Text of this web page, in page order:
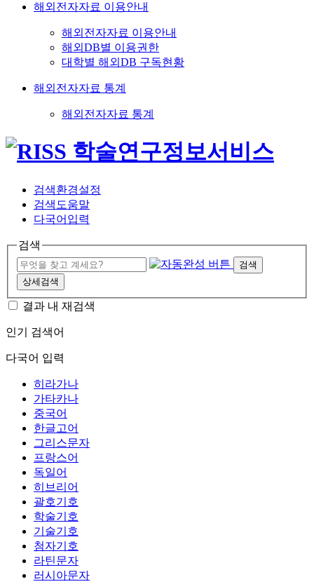
해외전자자료 이용안내
해외전자자료 이용안내
해외DB별 이용권한
대학별 해외DB 구독현황
해외전자자료 통계
해외전자자료 통계
검색환경설정
검색도움말
다국어입력
검색
검색
상세검색
결과 내 재검색
인기 검색어
다국어 입력
히라가나
가타카나
중국어
한글고어
그리스문자
프랑스어
독일어
히브리어
괄호기호
학술기호
기술기호
첨자기호
라틴문자
러시아문자